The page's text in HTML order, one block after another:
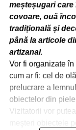
meșteșugari
covoare, ouă
tradițională și
până la articole
artizanal.
Vor fi organizate
cum ar fi: cel de
prelucrare a
obiectelor din
Vizitatorii vor